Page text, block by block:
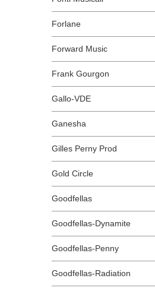
Forlane
Forward Music
Frank Gourgon
Gallo-VDE
Ganesha
Gilles Perny Prod
Gold Circle
Goodfellas
Goodfellas-Dynamite
Goodfellas-Penny
Goodfellas-Radiation